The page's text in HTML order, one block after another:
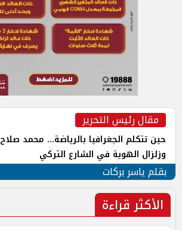
مقال رئيس التحرير
حين تتكلم الجغرافيا بالرياضة... محمد صلاح
وزلزال الهوية في الشارع التركي
بقلم ياسر بركات
الأكثر قراءة